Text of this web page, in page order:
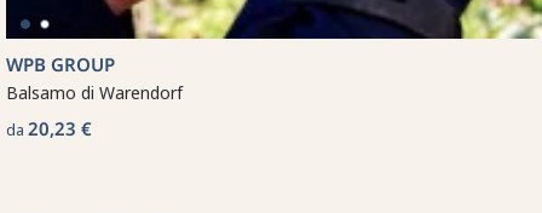
WPB GROUP
Balsamo di Warendorf
da 20,23 €